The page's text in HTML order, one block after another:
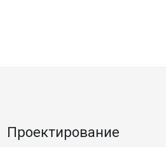
Проектирование